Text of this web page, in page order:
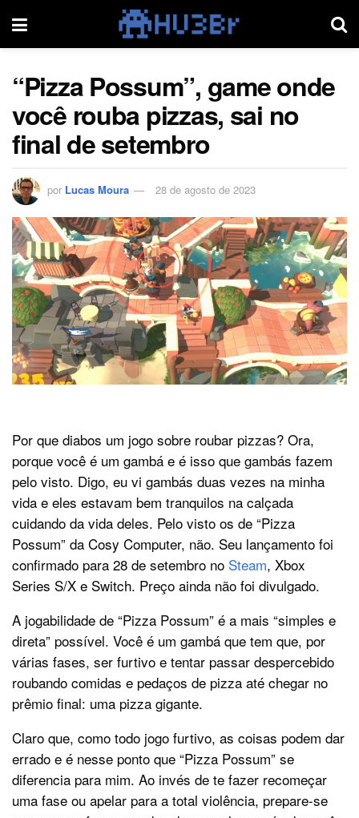
“Pizza Possum”, game onde
você rouba pizzas, sai no
final de setembro
por Lucas Moura 28 de agosto de 2023
Por que diabos um jogo sobre roubar pizzas? Ora,
porque você é um gambá e é isso que gambás fazem
pelo visto. Digo, eu vi gambás duas vezes na minha
vida e eles estavam bem tranquilos na calçada
cuidando da vida deles. Pelo visto os de “Pizza
Possum” da Cosy Computer, não. Seu lançamento foi
confirmado para 28 de setembro no Steam, Xbox
Series S/X e Switch. Preço ainda não foi divulgado.
A jogabilidade de “Pizza Possum” é a mais “simples e
direta” possível. Você é um gambá que tem que, por
várias fases, ser furtivo e tentar passar despercebido
roubando comidas e pedaços de pizza até chegar no
prêmio final: uma pizza gigante.
Claro que, como todo jogo furtivo, as coisas podem dar
errado e é nesse ponto que “Pizza Possum” se
diferencia para mim. Ao invés de te fazer recomeçar
uma fase ou apelar para a total violência, prepare-se